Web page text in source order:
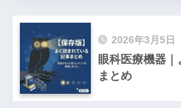
2026年3月5日
眼科医療機器
まとめ